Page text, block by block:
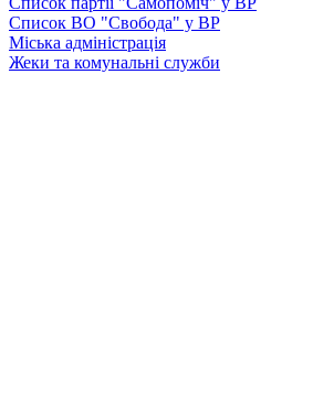
Список ВО "Свобода" у ВР
Міська адміністрація
Жеки та комунальні служби